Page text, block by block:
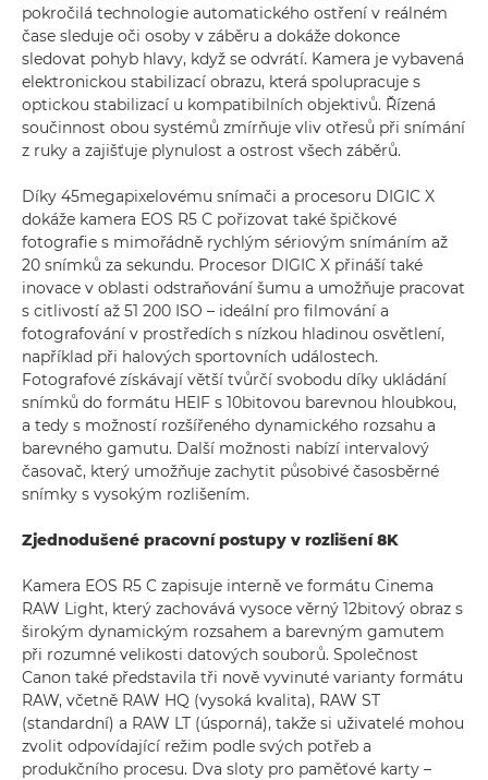
pokročilá technologie automatického ostření v reálném
čase sleduje oči osoby v záběru a dokáže dokonce
sledovat pohyb hlavy, když se odvrátí. Kamera je vybavená
elektronickou stabilizací obrazu, která spolupracuje s
optickou stabilizací u kompatibilních objektivů. Řízená
součinnost obou systémů zmírňuje vliv otřesů při snímání
z ruky a zajišťuje plynulost a ostrost všech záběrů.
Díky 45megapixelovému snímači a procesoru DIGIC X
dokáže kamera EOS R5 C pořizovat také špičkové
fotografie s mimořádně rychlým sériovým snímáním až
20 snímků za sekundu. Procesor DIGIC X přináší také
inovace v oblasti odstraňování šumu a umožňuje pracovat
s citlivostí až 51 200 ISO – ideální pro filmování a
fotografování v prostředích s nízkou hladinou osvětlení,
například při halových sportovních událostech.
Fotografové získávají větší tvůrčí svobodu díky ukládání
snímků do formátu HEIF s 10bitovou barevnou hloubkou,
a tedy s možností rozšířeného dynamického rozsahu a
barevného gamutu. Další možnosti nabízí intervalový
časovač, který umožňuje zachytit působivé časosběrné
snímky s vysokým rozlišením.
Zjednodušené pracovní postupy v rozlišení 8K
Kamera EOS R5 C zapisuje interně ve formátu Cinema
RAW Light, který zachovává vysoce věrný 12bitový obraz s
širokým dynamickým rozsahem a barevným gamutem
při rozumné velikosti datových souborů. Společnost
Canon také představila tři nově vyvinuté varianty formátu
RAW, včetně RAW HQ (vysoká kvalita), RAW ST
(standardní) a RAW LT (úsporná), takže si uživatelé mohou
zvolit odpovídající režim podle svých potřeb a
produkčního procesu. Dva sloty pro paměťové karty –